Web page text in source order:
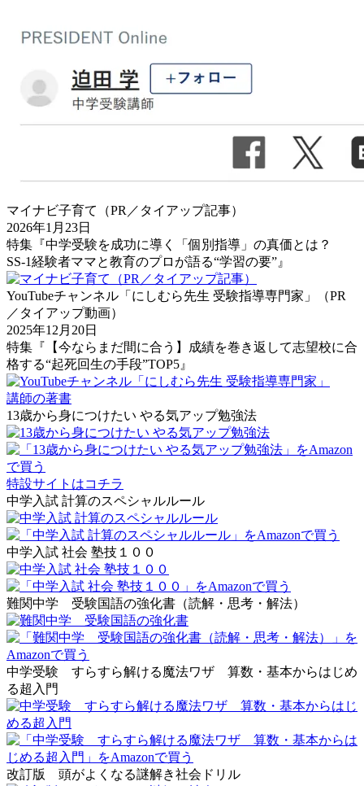
マイナビ子育て（PR／タイアップ記事）
2026年1月23日
特集『中学受験を成功に導く「個別指導」の真価とは？
SS-1経験者ママと教育のプロが語る“学習の要”』
YouTubeチャンネル「にしむら先生 受験指導専門家」（PR
／タイアップ動画）
2025年12月20日
特集『【今ならまだ間に合う】成績を巻き返して志望校に合
格する“起死回生の手段”TOP5』
講師の著書
13歳から身につけたい やる気アップ勉強法
特設サイトはコチラ
中学入試 計算のスペシャルルール
中学入試 社会 塾技１００
難関中学 受験国語の強化書（読解・思考・解法）
中学受験 すらすら解ける魔法ワザ 算数・基本からはじめ
る超入門
改訂版 頭がよくなる謎解き社会ドリル